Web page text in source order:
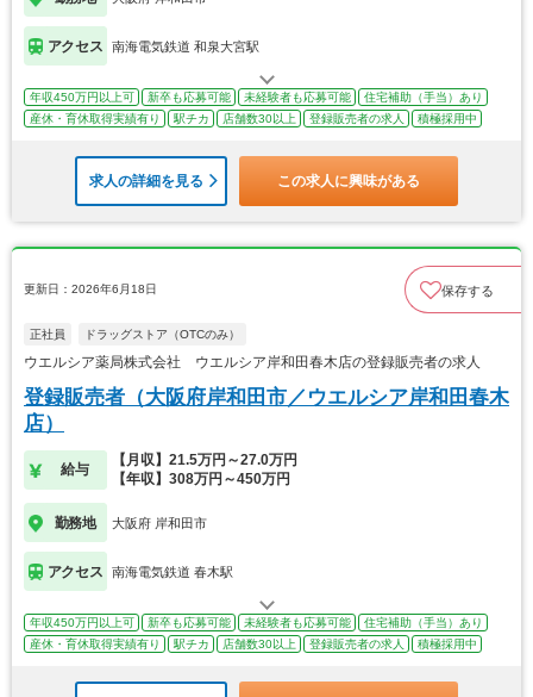
アクセス 南海電気鉄道 和泉大宮駅
年収450万円以上可 新卒も応募可能 未経験者も応募可能
住宅補助（手当）あり
産休・育休取得実績有り
駅チカ 店舗数30以上 登録販売者の求人 積極採用中
求人の詳細を見る この求人に興味がある
更新日：2026年6月18日 保存する
正社員 ドラッグストア（OTCのみ）
ウエルシア薬局株式会社 ウエルシア岸和田春木店の登録販売者の求人
登録販売者（大阪府岸和田市／ウエルシア岸和田春木
店）
給与
【月収】21.5万円～27.0万円
【年収】308万円～450万円
勤務地 大阪府 岸和田市
アクセス 南海電気鉄道 春木駅
年収450万円以上可 新卒も応募可能 未経験者も応募可能
住宅補助（手当）あり
産休・育休取得実績有り
駅チカ 店舗数30以上 登録販売者の求人 積極採用中